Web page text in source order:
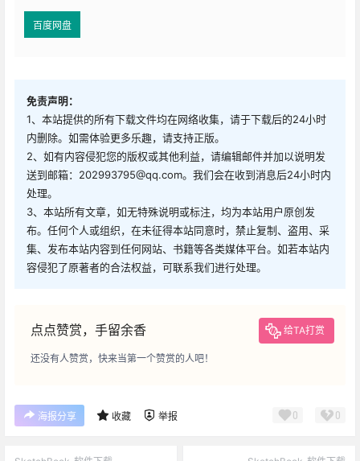
百度网盘
免责声明：
1、本站提供的所有下载文件均在网络收集，请于下载后的24小时
内删除。如需体验更多乐趣，请支持正版。
2、如有内容侵犯您的版权或其他利益，请编辑邮件并加以说明发
送到邮箱：202993795@qq.com。我们会在收到消息后24小时内
处理。
3、本站所有文章，如无特殊说明或标注，均为本站用户原创发
布。任何个人或组织，在未征得本站同意时，禁止复制、盗用、采
集、发布本站内容到任何网站、书籍等各类媒体平台。如若本站内
容侵犯了原著者的合法权益，可联系我们进行处理。
点点赞赏，手留余香 给TA打赏
还没有人赞赏，快来当第一个赞赏的人吧！
海报分享 收藏 举报 0 0